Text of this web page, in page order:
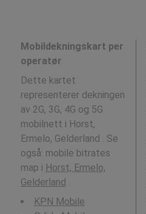
Mobildekningskart per
operatør
Dette kartet
representerer dekningen
av 2G, 3G, 4G og 5G
mobilnett i Horst,
Ermelo, Gelderland . Se
også: mobile bitrates
map i Horst, Ermelo,
Gelderland .
KPN Mobile